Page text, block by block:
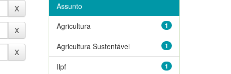
Assunto
1
Agricultura
1
Agricultura Sustentável
1
Ilpf